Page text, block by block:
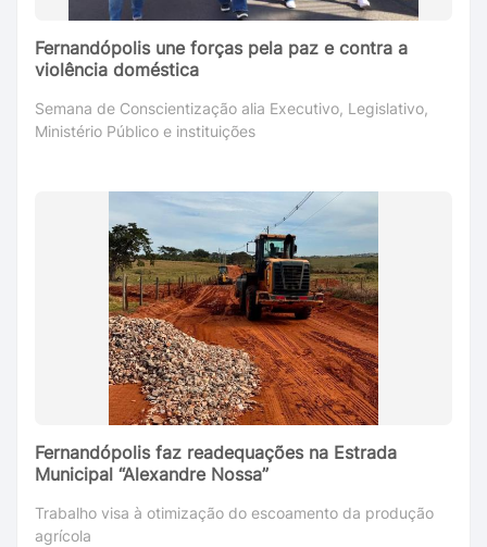
Fernandópolis une forças pela paz e contra a
violência doméstica
Semana de Conscientização alia Executivo, Legislativo,
Ministério Público e instituições
Fernandópolis faz readequações na Estrada
Municipal “Alexandre Nossa”
Trabalho visa à otimização do escoamento da produção
agrícola